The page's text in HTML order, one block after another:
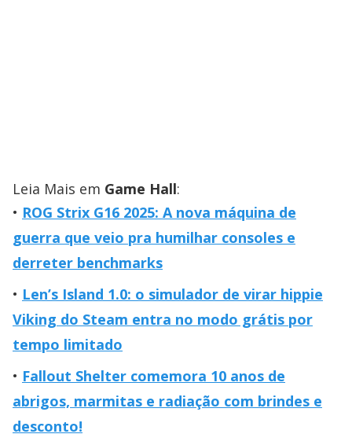
Leia Mais em Game Hall:
ROG Strix G16 2025: A nova máquina de
guerra que veio pra humilhar consoles e
derreter benchmarks
Len’s Island 1.0: o simulador de virar hippie
Viking do Steam entra no modo grátis por
tempo limitado
Fallout Shelter comemora 10 anos de
abrigos, marmitas e radiação com brindes e
desconto!